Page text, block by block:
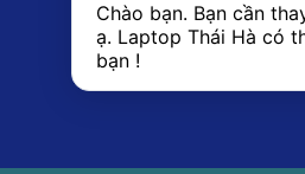
Chào bạn. Bạn cần
ạ. Laptop Thái Hà có
bạn !